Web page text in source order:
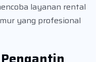
layanan rental
yang profesional